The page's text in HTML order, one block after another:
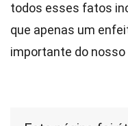
todos esses fatos
que apenas um
importante do